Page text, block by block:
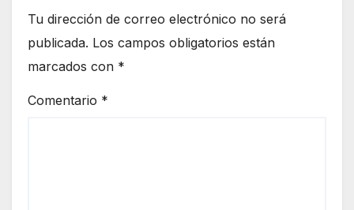
Tu dirección de correo electrónico no será
publicada. Los campos obligatorios están
marcados con *
Comentario *